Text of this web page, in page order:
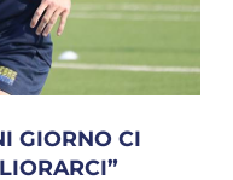
GIORNO CI